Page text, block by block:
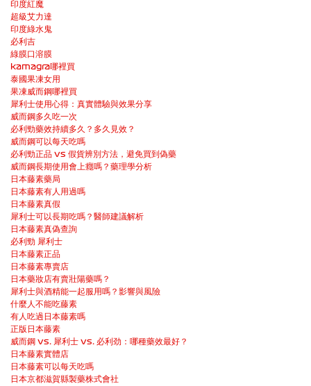
印度紅魔
超級艾力達
印度綠水鬼
必利吉
綠膜口溶膜
kamagra哪裡買
泰國果凍女用
果凍威而鋼哪裡買
犀利士使用心得：真實體驗與效果分享
威而鋼多久吃一次
必利勁藥效持續多久？多久見效？
威而鋼可以每天吃嗎
必利勁正品 vs 假貨辨別方法，避免買到偽藥
威而鋼長期使用會上癮嗎？藥理學分析
日本藤素藥局
日本藤素有人用過嗎
日本藤素真假
犀利士可以長期吃嗎？醫師建議解析
日本藤素真偽查詢
必利勁 犀利士
日本藤素正品
日本藤素專賣店
日本藥妝店有賣壯陽藥嗎？
犀利士與酒精能一起服用嗎？影響與風險
什麼人不能吃藤素
有人吃過日本藤素嗎
正版日本藤素
威而鋼 vs. 犀利士 vs. 必利劲：哪種藥效最好？
日本藤素實體店
日本藤素可以每天吃嗎
日本京都滋賀縣製藥株式會社